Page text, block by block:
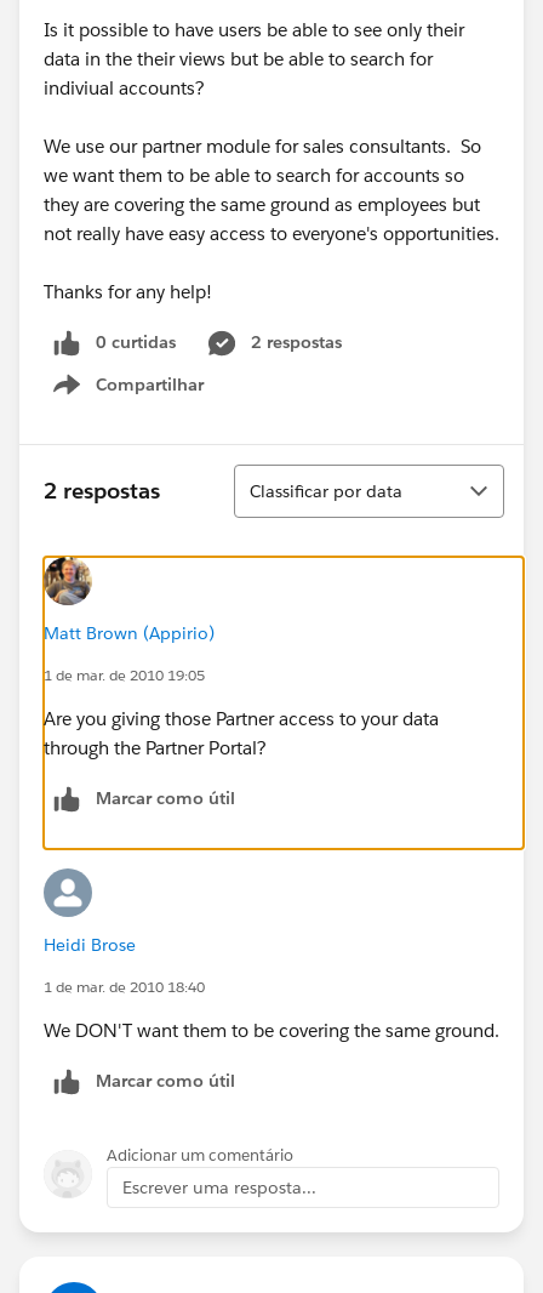
Is it possible to have users be able to see only their
data in the their views but be able to search for
indiviual accounts?
We use our partner module for sales consultants. So
we want them to be able to search for accounts so
they are covering the same ground as employees but
not really have easy access to everyone's opportunities.
Thanks for any help!
0 curtidas
2 respostas
Compartilhar
Show menu
2 respostas
Classificar
Classificar por data
Matt Brown (Appirio)
1 de mar. de 2010 19:05
Are you giving those Partner access to your data
through the Partner Portal?
Marcar como útil
Heidi Brose
1 de mar. de 2010 18:40
We DON'T want them to be covering the same ground.
Marcar como útil
Adicionar um comentário
Escrever uma resposta...